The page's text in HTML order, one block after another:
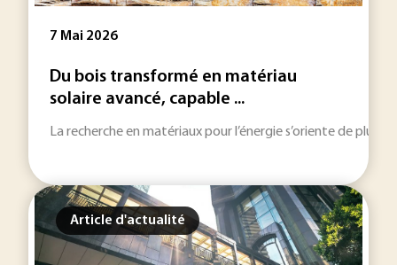
7 Mai 2026
Du bois transformé en matériau
solaire avancé, capable ...
La recherche en matériaux pour l’énergie s’oriente de plus
Article d'actualité